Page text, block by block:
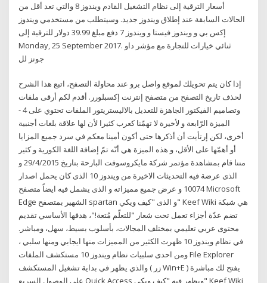
أسعار الترقية إلى نظام التشغيل القادم ويندوز 8 والتي تعد أقل من
الحالات السابقة عند إطلاق ويندوز جديد. وسيتطلب من مستخدمي ويندوز
إكس بي و ويندوز فيستا و ويندوز 7 دفع مبلغ 39.99 دولار للترقية إلى
Monday, 25 September 2017. ثنائي خيارات للتجارة مع مؤشر داو
جونز لل
إذا كان يتم تحويلك لموقع واصل برو عند محاولة التصفح، اتبع هذا الشرح
لحذف تاريخ التصفح من متصفح إنترنت إكسبلورر. أقدم لكم أرقى ملفات
وتصاميم الفيكتور الجاهزة للتعديل بالاليستريتور الملفات تحتوي على 4 -
الميزة الرّابعة و لأخيرة لا تهمّنا كعرب كثيرا لأن لها علاقة بلغات أجنبية
أخرى، لكن إرتأيت أن أذكرها حتى أكون أمينا معكم في سرد جميع المزايا
أو أهمّها على الأقل، و هذه الميزة هي أنّه تمّ إضافة اللغة الكورية و كثير
مننا قام بمشاهدة مؤتمر شركة مايكروسوفت البارحة بتاريخ 29/4/2015 و
الذى عرضة فيه التحديثات الاخيرة من ويندوز 10 الذى كان يحمل اصدار
10074 و عرض جميع مميزاته و الذى يشمل فيه ايضاً متصفح Microsoft
Edge الشهير بمتصفح spartan و الذى "كيف ويكي" Keef Wiki هي شبكة
تضم عدّة أجزاء تعمل تحت شعار "للتعلّم مُتعة!"، هدفها الأساسي تقديم
محتوى عربي تعليمي بمختلف المجالات، بأسلوب بسيط، سهل، ومباشر.
في نظام ويندوز 10 ظهرت الكثير من المميزات منها ايجابي ومنها سلبي ،
ومن احدى سلبيات نظام ويندوز 10 مستكشف الملفات File Explorer
والذي يظهر في بداية تشغيل المستكشف ( زر Win+E ) يفتح لك مباشرة
على الوصول السريع Quick Access ويظهر فيه "كيف ويكي" Keef Wiki